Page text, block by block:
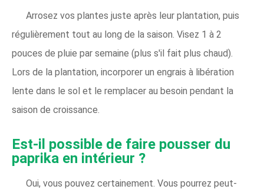
Arrosez vos plantes juste après leur plantation, puis
régulièrement tout au long de la saison. Visez 1 à 2
pouces de pluie par semaine (plus s'il fait plus chaud).
Lors de la plantation, incorporer un engrais à libération
lente dans le sol et le remplacer au besoin pendant la
saison de croissance.
Est-il possible de faire pousser du
paprika en intérieur ?
Oui, vous pouvez certainement. Vous pourrez peut-